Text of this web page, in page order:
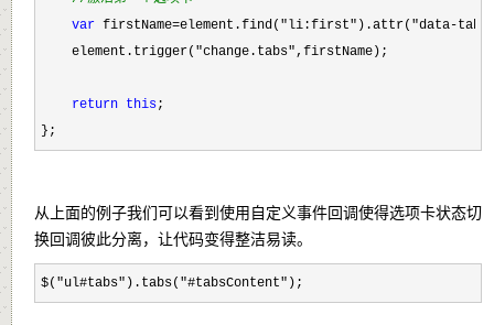
var firstName=element.find("li:first").attr("data-tab"
    element.trigger(
"change.tabs",firstName);
return this;
};
从上面的例子我们可以看到使用自定义事件回调使得选项卡状态切
换回调彼此分离，让代码变得整洁易读。
$("ul#tabs").tabs("#tabsContent");